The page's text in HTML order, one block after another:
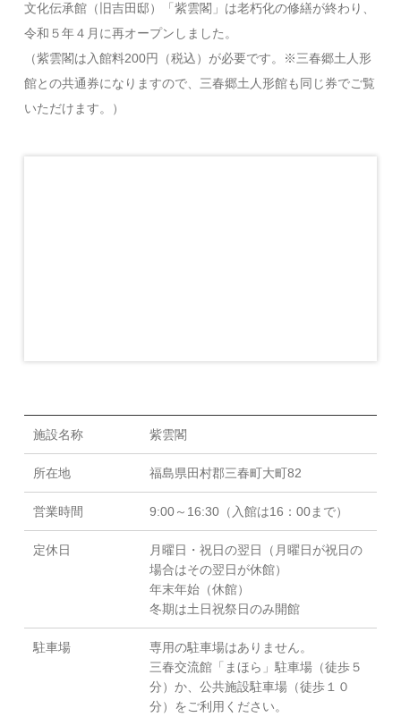
文化伝承館（旧吉田邸）「紫雲閣」は老朽化の修繕が終わり、
令和５年４月に再オープンしました。
（紫雲閣は入館料200円（税込）が必要です。※三春郷土人形
館との共通券になりますので、三春郷土人形館も同じ券でご覧
いただけます。）
施設名称 紫雲閣
所在地 福島県田村郡三春町大町82
営業時間 9:00～16:30（入館は16：00まで）
定休日
月曜日・祝日の翌日（月曜日が祝日の
場合はその翌日が休館）
年末年始（休館）
冬期は土日祝祭日のみ開館
駐車場
専用の駐車場はありません。
三春交流館「まほら」駐車場（徒歩５
分）か、公共施設駐車場（徒歩１０
分）をご利用ください。